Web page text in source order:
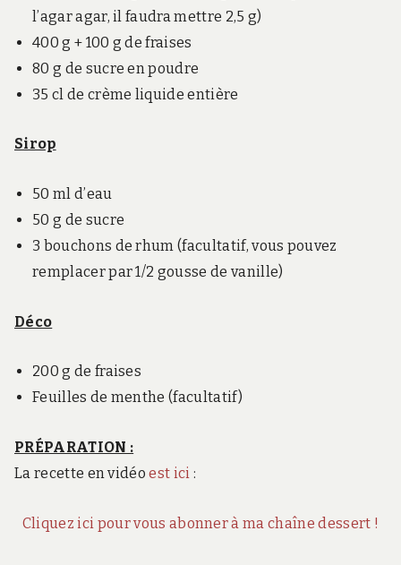
l’agar agar, il faudra mettre 2,5 g)
400 g + 100 g de fraises
80 g de sucre en poudre
35 cl de crème liquide entière
Sirop
50 ml d’eau
50 g de sucre
3 bouchons de rhum (facultatif, vous pouvez
remplacer par 1/2 gousse de vanille)
Déco
200 g de fraises
Feuilles de menthe (facultatif)
PRÉPARATION :
La recette en vidéoest ici :
Cliquez ici pour vous abonner à ma chaîne dessert !